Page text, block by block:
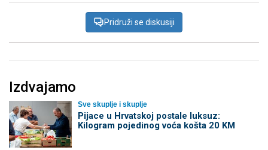
Pridruži se diskusiji
Izdvajamo
Sve skuplje i skuplje
Pijace u Hrvatskoj postale luksuz:
Kilogram pojedinog voća košta 20 KM